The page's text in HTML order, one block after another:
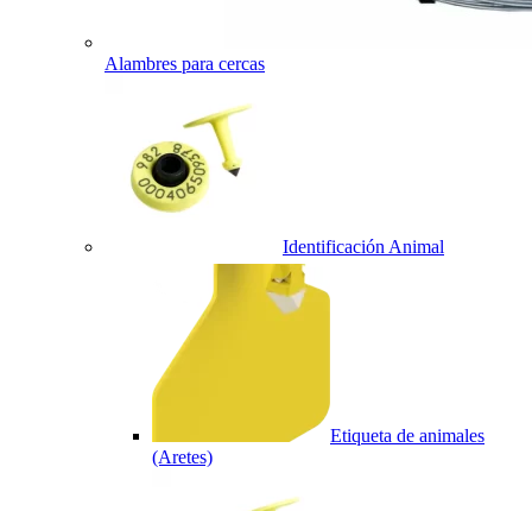
Alambres para cercas
Identificación Animal
Etiqueta de animales
(Aretes)